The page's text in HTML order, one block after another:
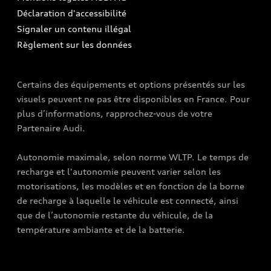
Mise à jour logiciel
Déclaration d'accessibilité
Signaler un contenu illégal
Règlement sur les données
Certains des équipements et options présentés sur les
visuels peuvent ne pas être disponibles en France. Pour
plus d’informations, rapprochez-vous de votre
Partenaire Audi.
Autonomie maximale, selon norme WLTP. Le temps de
recharge et l'autonomie peuvent varier selon les
motorisations, les modèles et en fonction de la borne
de recharge à laquelle le véhicule est connecté, ainsi
que de l’autonomie restante du véhicule, de la
température ambiante et de la batterie.